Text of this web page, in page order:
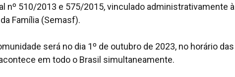
nº 510/2013 e 575/2015, vinculado administrativamente à
Família (Semasf).
será no dia 1º de outubro de 2023, no horário das
em todo o Brasil simultaneamente.